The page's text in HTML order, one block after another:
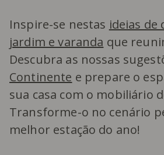
Inspire-se nestas ideias de
jardim e varanda que
Descubra as nossas
Continente e prepare o
sua casa com o mobiliário
Transforme-o no cenário
melhor estação do ano!